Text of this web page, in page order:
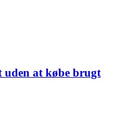
uden at købe brugt